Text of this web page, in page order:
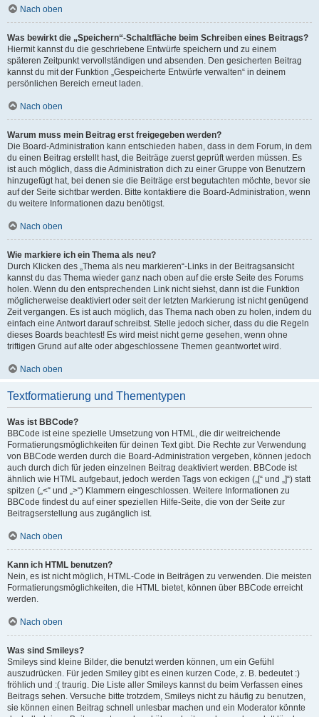
Nach oben
Was bewirkt die „Speichern“-Schaltfläche beim Schreiben eines Beitrags?
Hiermit kannst du die geschriebene Entwürfe speichern und zu einem
späteren Zeitpunkt vervollständigen und absenden. Den gesicherten Beitrag
kannst du mit der Funktion „Gespeicherte Entwürfe verwalten“ in deinem
persönlichen Bereich erneut laden.
Nach oben
Warum muss mein Beitrag erst freigegeben werden?
Die Board-Administration kann entschieden haben, dass in dem Forum, in dem
du einen Beitrag erstellt hast, die Beiträge zuerst geprüft werden müssen. Es
ist auch möglich, dass die Administration dich zu einer Gruppe von Benutzern
hinzugefügt hat, bei denen sie die Beiträge erst begutachten möchte, bevor sie
auf der Seite sichtbar werden. Bitte kontaktiere die Board-Administration, wenn
du weitere Informationen dazu benötigst.
Nach oben
Wie markiere ich ein Thema als neu?
Durch Klicken des „Thema als neu markieren“-Links in der Beitragsansicht
kannst du das Thema wieder ganz nach oben auf die erste Seite des Forums
holen. Wenn du den entsprechenden Link nicht siehst, dann ist die Funktion
möglicherweise deaktiviert oder seit der letzten Markierung ist nicht genügend
Zeit vergangen. Es ist auch möglich, das Thema nach oben zu holen, indem du
einfach eine Antwort darauf schreibst. Stelle jedoch sicher, dass du die Regeln
dieses Boards beachtest! Es wird meist nicht gerne gesehen, wenn ohne
triftigen Grund auf alte oder abgeschlossene Themen geantwortet wird.
Nach oben
Textformatierung und Thementypen
Was ist BBCode?
BBCode ist eine spezielle Umsetzung von HTML, die dir weitreichende
Formatierungsmöglichkeiten für deinen Text gibt. Die Rechte zur Verwendung
von BBCode werden durch die Board-Administration vergeben, können jedoch
auch durch dich für jeden einzelnen Beitrag deaktiviert werden. BBCode ist
ähnlich wie HTML aufgebaut, jedoch werden Tags von eckigen („[“ und „]“) statt
spitzen („<“ und „>“) Klammern eingeschlossen. Weitere Informationen zu
BBCode findest du auf einer speziellen Hilfe-Seite, die von der Seite zur
Beitragserstellung aus zugänglich ist.
Nach oben
Kann ich HTML benutzen?
Nein, es ist nicht möglich, HTML-Code in Beiträgen zu verwenden. Die meisten
Formatierungsmöglichkeiten, die HTML bietet, können über BBCode erreicht
werden.
Nach oben
Was sind Smileys?
Smileys sind kleine Bilder, die benutzt werden können, um ein Gefühl
auszudrücken. Für jeden Smiley gibt es einen kurzen Code, z. B. bedeutet :)
fröhlich und :( traurig. Die Liste aller Smileys kannst du beim Verfassen eines
Beitrags sehen. Versuche bitte trotzdem, Smileys nicht zu häufig zu benutzen,
sie können einen Beitrag schnell unlesbar machen und ein Moderator könnte